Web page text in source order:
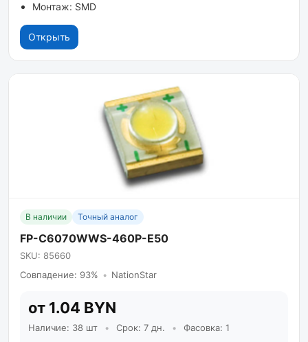
Монтаж: SMD
Открыть
В наличии Точный аналог
FP-C6070WWS-460P-E50
SKU: 85660
Совпадение: 93% • NationStar
от 1.04 BYN
Наличие: 38 шт • Срок: 7 дн. •
Фасовка: 1